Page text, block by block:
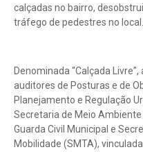
calçadas no bairro,
tráfego de pedestres no local.
Denominada “Calçada
auditores de Posturas e de
Planejamento e Regulação
Secretaria de Meio
Guarda Civil Municipal e
Mobilidade (SMTA),